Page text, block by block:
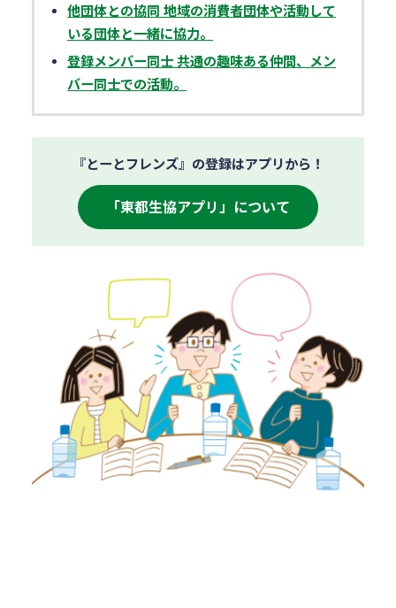
他団体との協同 地域の消費者団体や活動して
いる団体と⼀緒に協⼒。
登録メンバー同⼠ 共通の趣味ある仲間、メン
バー同⼠での活動。
『とーとフレンズ』の登録はアプリから！
「東都生協アプリ」について